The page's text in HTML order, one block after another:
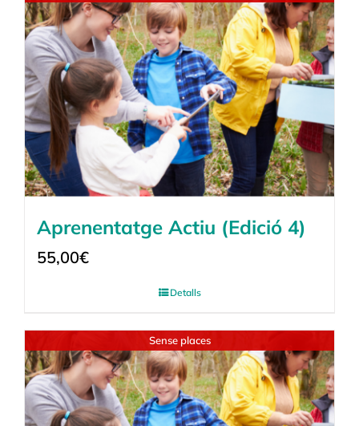
Aprenentatge Actiu (Edició 4)
55,00€
Detalls
Sense places